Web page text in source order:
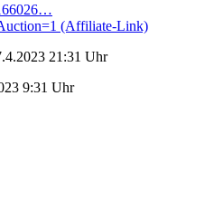
(Affiliate-Link)
21:31 Uhr
9:31 Uhr